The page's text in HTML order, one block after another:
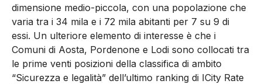
dimensione medio-piccola, con una popolazione che
varia tra i 34 mila e i 72 mila abitanti per 7 su 9 di
essi. Un ulteriore elemento di interesse è che i
Comuni di Aosta, Pordenone e Lodi sono collocati tra
le prime venti posizioni della classifica di ambito
“Sicurezza e legalità” dell’ultimo ranking di ICity Rate